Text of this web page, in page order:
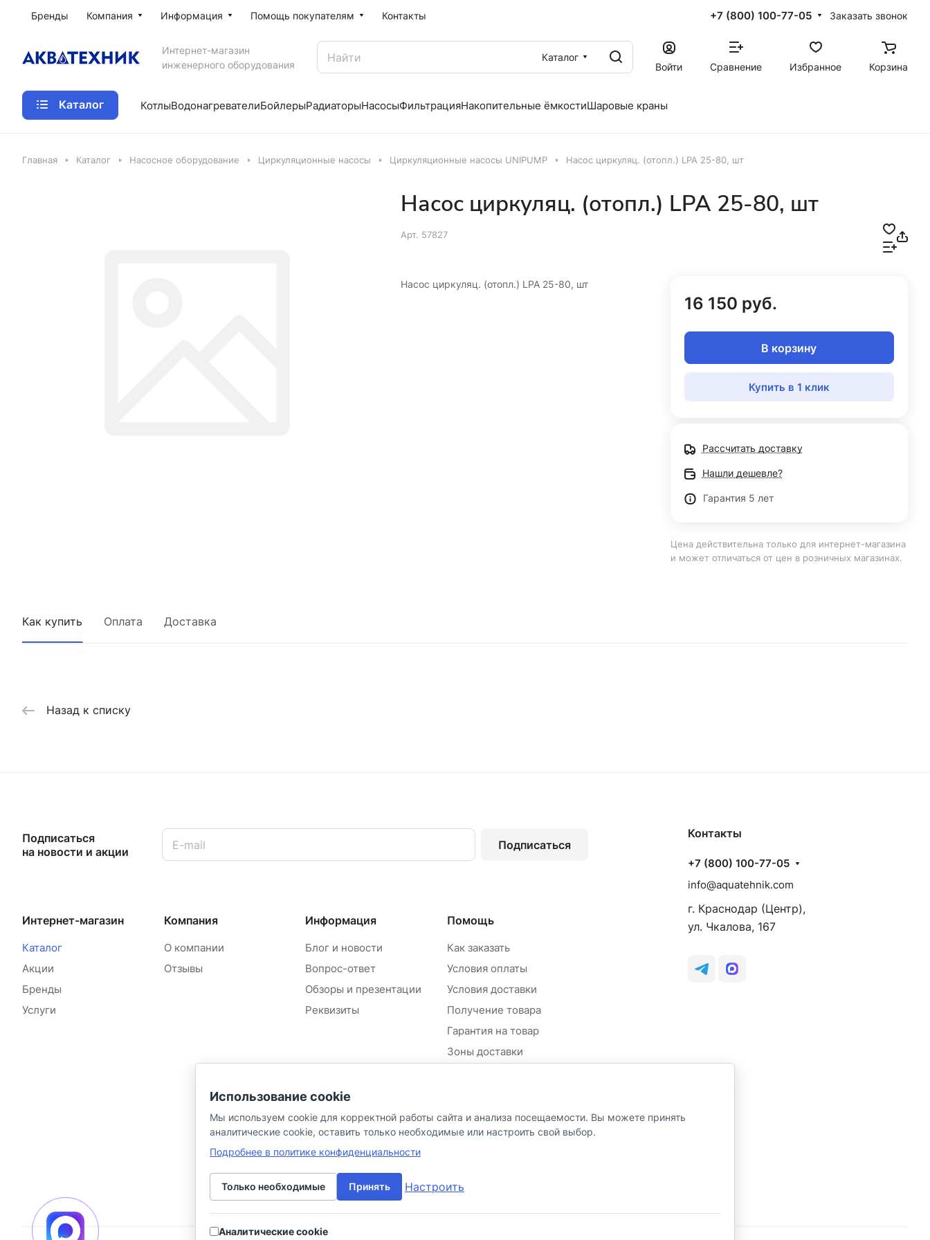
Бренды Компания Информация Помощь покупателям Контакты +7 (800) 100-77-05 Заказать звонок
Интернет-магазин
инженерного оборудования
Каталог
Войти
Сравнение Избранное Корзина
Каталог КотлыВодонагревателиБойлерыРадиаторыНасосыФильтрацияНакопительные ёмкостиШаровые краны
Главная Каталог Насосное оборудование Циркуляционные насосы Циркуляционные насосы UNIPUMP Насос циркуляц. (отопл.) LPA 25-80, шт
Насос циркуляц. (отопл.) LPA 25-80, шт
Арт. 57827
Насос циркуляц. (отопл.) LPA 25-80, шт
16 150 руб.
В корзину
Купить в 1 клик
Рассчитать доставку
Нашли дешевле?
Гарантия 5 лет
Цена действительна только для интернет-магазина
и может отличаться от цен в розничных магазинах.
Как купить Оплата Доставка
Назад к списку
Подписаться
на новости и акции
Подписаться
Интернет-магазин
Каталог
Акции
Бренды
Услуги
Компания
О компании
Отзывы
Информация
Блог и новости
Вопрос-ответ
Обзоры и презентации
Реквизиты
Помощь
Как заказать
Условия оплаты
Условия доставки
Получение товара
Гарантия на товар
Зоны доставки
Согласие на обработку
персональных данных
Контакты
+7 (800) 100-77-05
info@aquatehnik.com
г. Краснодар (Центр),
ул. Чкалова, 167
Использование cookie
Мы используем cookie для корректной работы сайта и анализа посещаемости. Вы можете принять
аналитические cookie, оставить только необходимые или настроить свой выбор.
Подробнее в политике конфиденциальности
Только необходимые Принять Настроить
Аналитические cookie